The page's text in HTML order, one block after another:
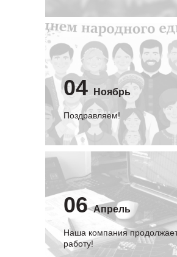
04 Ноябрь
Поздравляем!
06 Апрель
Наша компания
работу!